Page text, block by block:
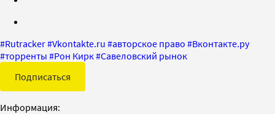
#Rutracker#Vkontakte.ru #авторское право #Вконтакте.ру
#торренты #Рон Кирк#Савеловский рынок
Подписаться
Информация: